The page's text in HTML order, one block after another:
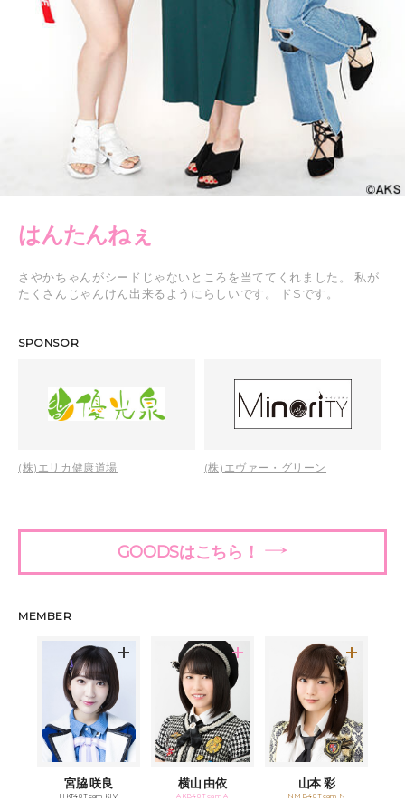
はんたんねぇ
さやかちゃんがシードじゃないところを当ててくれました。 私が
たくさんじゃんけん出来るようにらしいです。 ドSです。
SPONSOR
(株)エリカ健康道場 (株)エヴァー・グリーン
GOODSはこちら！
MEMBER
宮脇 咲良
HKT48 Team KIV
横山 由依
AKB48 Team A
山本 彩
NMB48 Team N